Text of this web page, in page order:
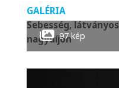
GALÉRIA
Sebesség,
nagydíjon97 kép